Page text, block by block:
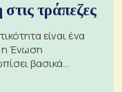
τράπεζες
είναι ένα
η Ένωση
βασικά